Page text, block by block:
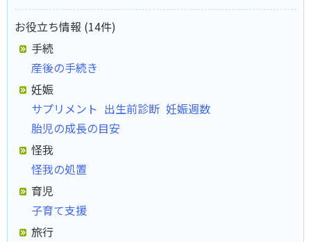
お役立ち情報 (14件)
手続
産後の手続き
妊娠
サプリメント 出生前診断 妊娠週数
胎児の成長の目安
怪我
怪我の処置
育児
子育て支援
旅行